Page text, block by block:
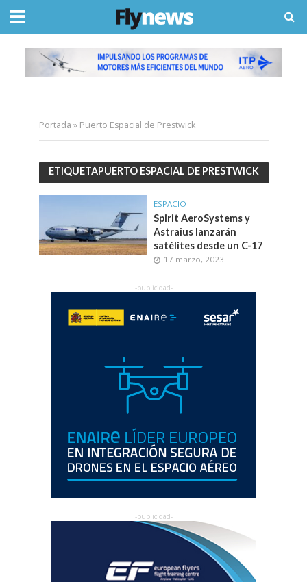
Portada » Puerto Espacial de Prestwick
ETIQUETAPUERTO ESPACIAL DE PRESTWICK
ESPACIO
Spirit AeroSystems y
Astraius lanzarán
satélites desde un C-17
17 marzo, 2023